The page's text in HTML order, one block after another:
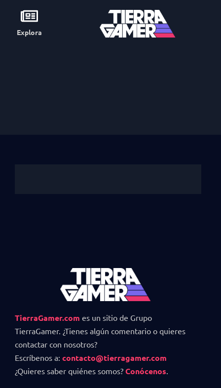
Explora
TierraGamer.com es un sitio de Grupo
TierraGamer. ¿Tienes algún comentario o quieres
contactar con nosotros?
Escríbenos a: contacto@tierragamer.com
¿Quieres saber quiénes somos? Conócenos